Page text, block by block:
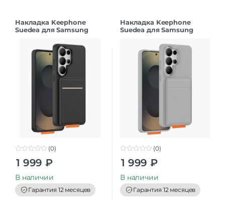
Накладка Keephone
Suedea для Samsung
t
o
f
5
(0)
1 999 ₽
В наличии
Гарантия 12 месяцев
Накладка Keephone
Suedea для Samsung
t
o
f
5
(0)
1 999 ₽
В наличии
Гарантия 12 месяцев